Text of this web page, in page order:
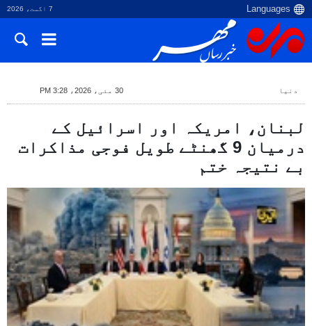
7 اگست، 2026
دنیا 30 مئی، 2026، 3:28 PM
لبنان، امریکہ اور اسرائیل کے
درمیان 9 گھنٹے طویل فوجی مذاکرات
بے نتیجہ ختم